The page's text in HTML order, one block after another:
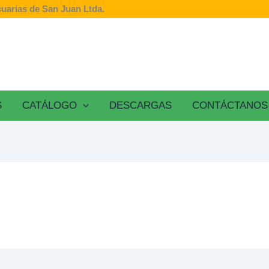
de San Juan Ltda.
CATÁLOGO DESCARGAS CONTÁCTANOS